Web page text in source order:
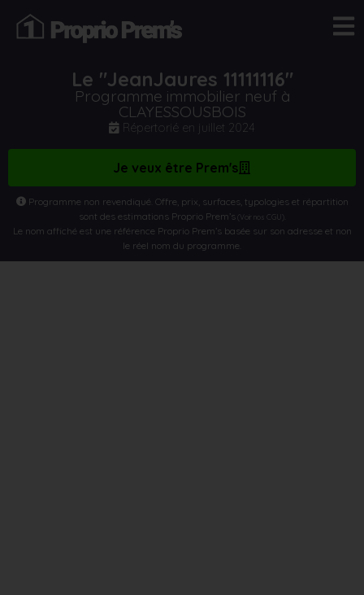
Le "JeanJaures 11111116"
Programme immobilier neuf à
CLAYESSOUSBOIS
Répertorié en juillet 2024
Je veux être Prem's
Programme non revendiqué. Offre, prix, surfaces, typologies et répartition
sont des estimations Proprio Prem’s(Voir nos CGU)
Le nom affiché est une référence Proprio Prem’s basée sur son adresse et non
le réel nom du programme.